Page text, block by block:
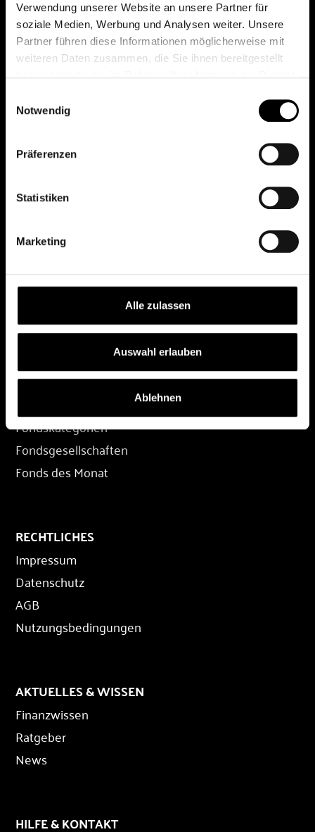
Verwendung unserer Website an unsere Partner für
soziale Medien, Werbung und Analysen weiter. Unsere
Partner führen diese Informationen möglicherweise mit
weiteren Daten zusammen, die Sie ihnen bereitgestellt
Notwendig
Präferenzen
Statistiken
Marketing
Alle zulassen
Auswahl erlauben
Ablehnen
Das erste Depot in Österreich mit 0€ Kontoführung,
0€ Ausgabeaufschlag und 0€ Depotgebühren bei
knapp 2000 Fonds und 0€ Orderspesen.
All rights reserved.
Depot eröffnen
Depot übertragen
Konditionen
FONDS
Fondskategorien
Fondsgesellschaften
Fonds des Monat
RECHTLICHES
Impressum
Datenschutz
AGB
Nutzungsbedingungen
AKTUELLES & WISSEN
Finanzwissen
Ratgeber
News
HILFE & KONTAKT